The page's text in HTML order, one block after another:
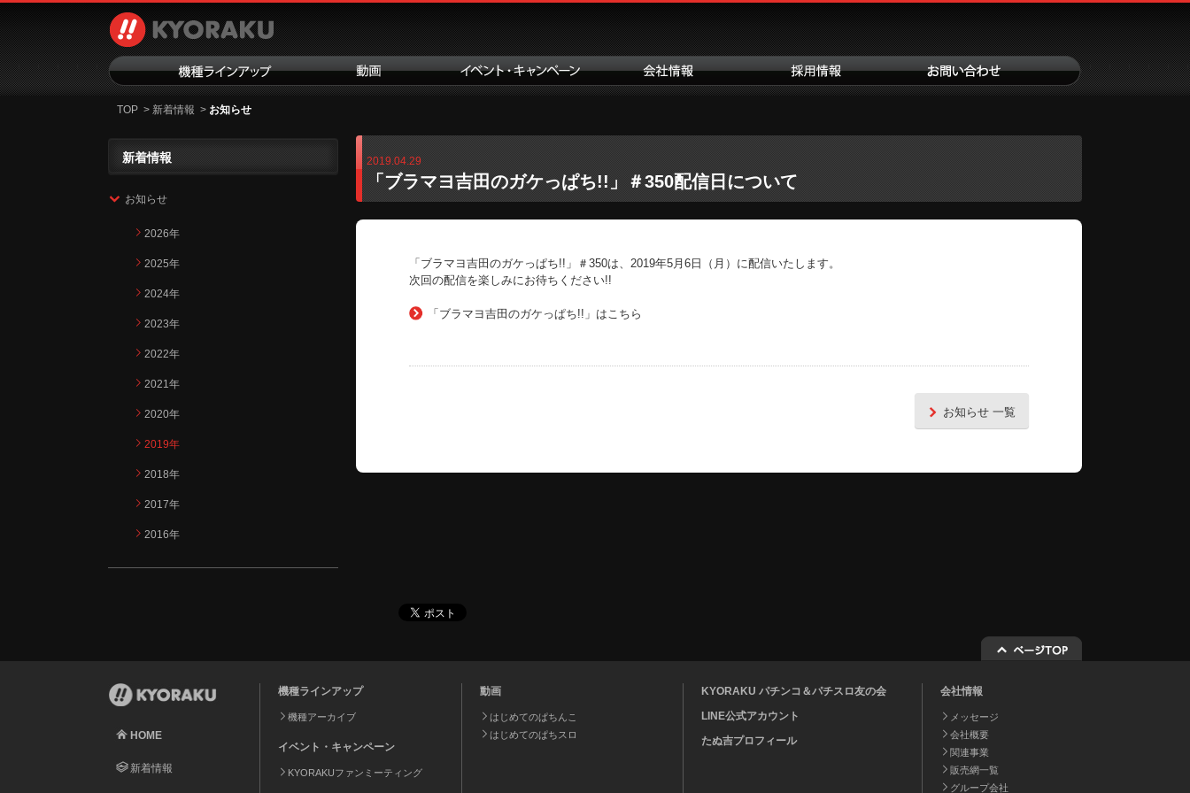
TOP > 新着情報 > お知らせ
新着情報
お知らせ
2026年
2025年
2024年
2023年
2022年
2021年
2020年
2019年
2018年
2017年
2016年
2019.04.29
「ブラマヨ吉田のガケっぱち!!」＃350配信日について
「ブラマヨ吉田のガケっぱち!!」＃350は、2019年5月6日（月）に配信いたします。
次回の配信を楽しみにお待ちください!!
「ブラマヨ吉田のガケっぱち!!」はこちら
お知らせ 一覧
HOME
新着情報
機種ラインアップ
機種アーカイブ
イベント・キャンペーン
KYORAKUファンミーティング
動画
はじめてのぱちんこ
はじめてのぱちスロ
KYORAKU パチンコ＆パチスロ友の会
LINE公式アカウント
たぬ吉プロフィール
会社情報
メッセージ
会社概要
関連事業
販売網一覧
グループ会社